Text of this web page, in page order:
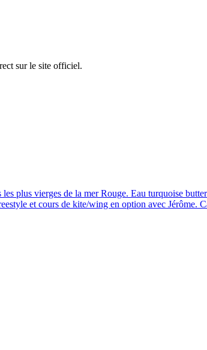
sur le site officiel.
plus vierges de la mer Rouge. Eau turquoise
et cours de kite/wing en option avec Jérôme.